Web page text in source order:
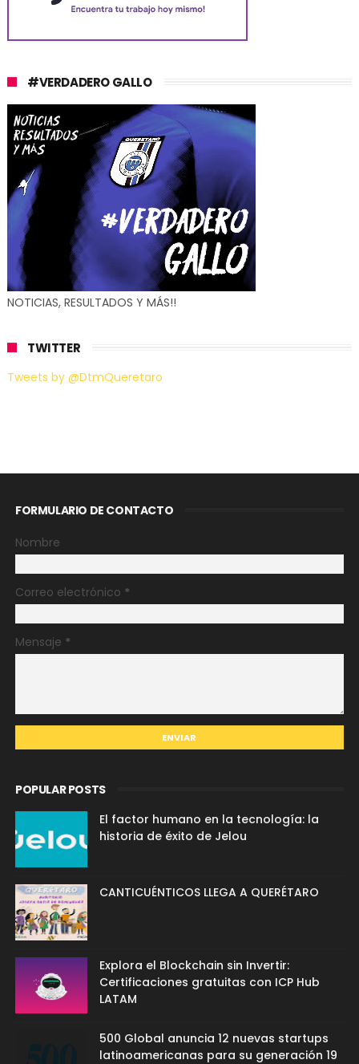
#VERDADERO GALLO
NOTICIAS, RESULTADOS Y MÁS!!
TWITTER
Tweets by @DtmQueretaro
FORMULARIO DE CONTACTO
Nombre
Correo electrónico *
Mensaje *
POPULAR POSTS
El factor humano en la tecnología: la
historia de éxito de Jelou
CANTICUÉNTICOS LLEGA A QUERÉTARO
Explora el Blockchain sin Invertir:
Certificaciones gratuitas con ICP Hub
LATAM
500 Global anuncia 12 nuevas startups
latinoamericanas para su generación 19